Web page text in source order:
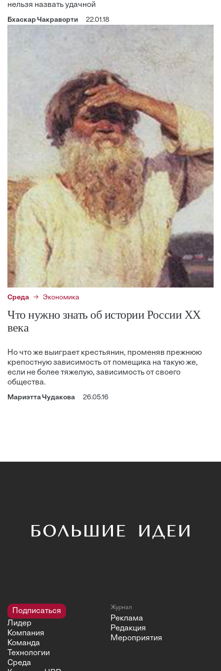
нельзя назвать удачной
Бхаскар Чакраворти 22.01.18
Среда Экономика
Что нужно знать об истории России ХХ
века
Но что же выиграет крестьянин, променяв прежнюю
крепостную зависимость от помещика на такую же,
если не более тяжелую, зависимость от своего
общества.
Мариэтта Чудакова 26.05.16
Подписаться
Лидер
Компания
Команда
Технологии
Среда
Журнал
Реклама
Редакция
Мероприятия